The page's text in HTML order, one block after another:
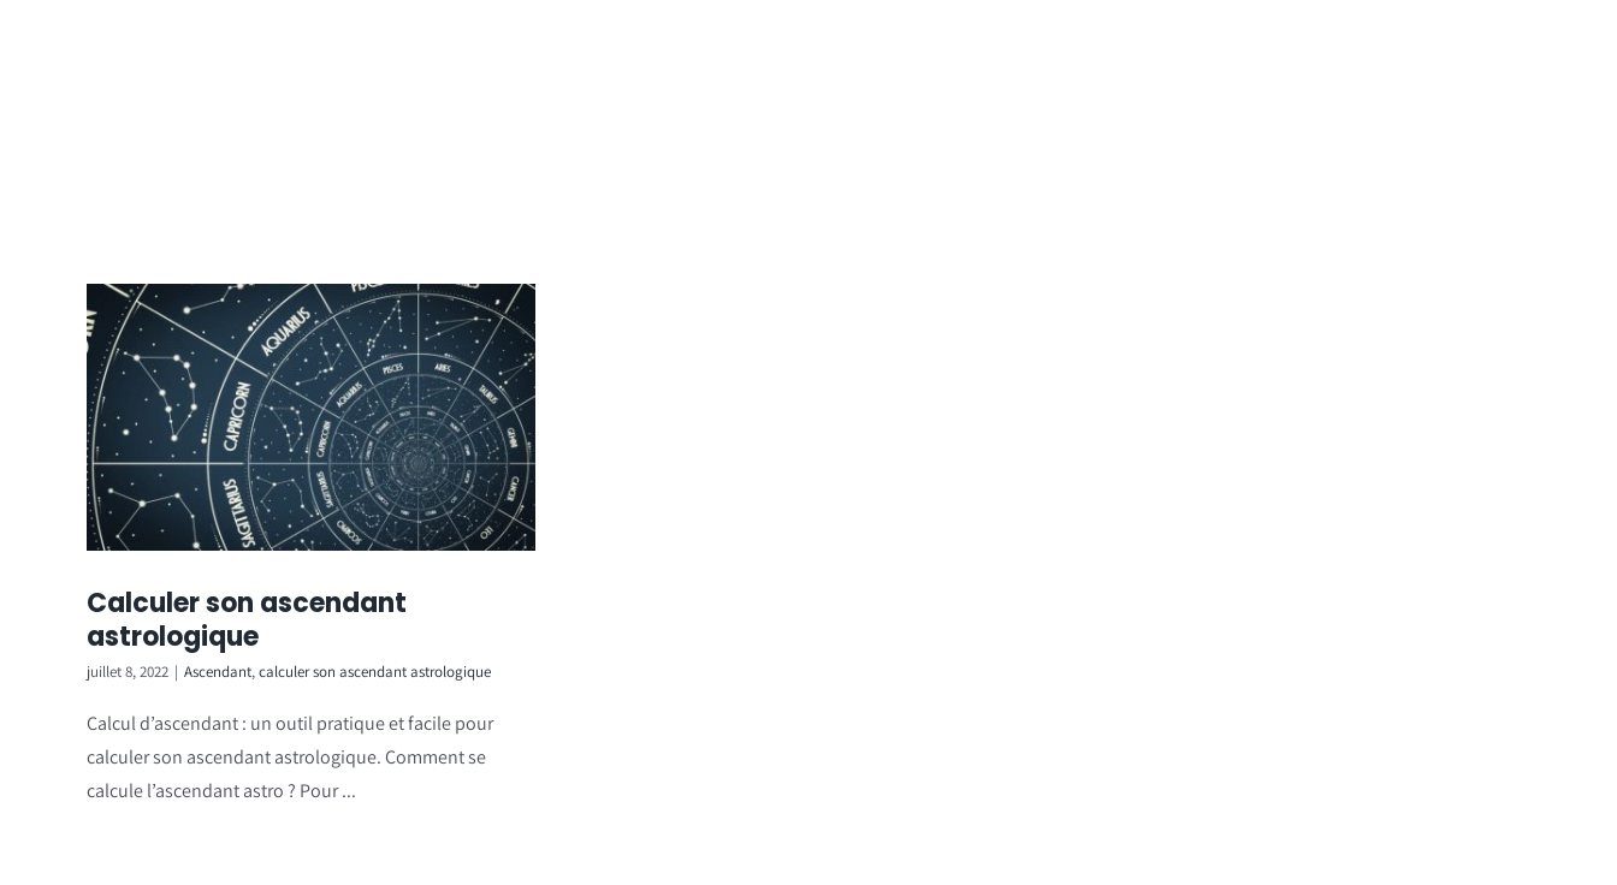
Calculer son ascendant
astrologique
juillet 8, 2022 | Ascendant,calculer son ascendant astrologique
Calcul d’ascendant : un outil pratique et facile pour
calculer son ascendant astrologique. Comment se
calcule l’ascendant astro ? Pour ...